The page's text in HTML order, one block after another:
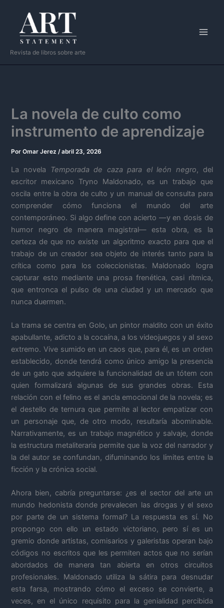
contenido
Revista de libros sobre arte
La novela de culto como
instrumento de aprendizaje
PorOmar Jerez/abril 23, 2026
La novela Temporada de caza para el león negro, del
escritor mexicano Tryno Maldonado, es un trabajo que
oscila entre la obra de culto y un manual de consulta para
comprender cómo funciona el mundo del arte
contemporáneo. Si algo define con acierto —y en dosis de
humor negro de manera magistral— esta obra, es la
certeza de que no existe un algoritmo exacto para que el
trabajo de un creador sea objeto de interés tanto para la
crítica como para los coleccionistas. Maldonado logra
capturar esto mediante una prosa frenética, casi rítmica,
que entronca el pulso de una ciudad y un mercado que
nunca duermen.
La trama se centra en Golo, un pintor maldito con un éxito
apabullante, adicto a la cocaína, a los videojuegos y al sexo
extremo. Vive sumido en un caos que, para él, es un orden
establecido, donde tendrá como único amigo la presencia
de un gato que adquiere la funcionalidad de un tótem con
quien formalizará algunas de sus grandes obras. Esta
relación con el felino es el ancla emocional de la novela; es
el destello de ternura que permite al lector empatizar con
un personaje que, de otro modo, resultaría abominable.
Narrativamente, es un trabajo magnético y salvaje, donde
la estructura metaliteraria permite que la voz del narrador y
la del autor se confundan, difuminando los límites entre la
ficción y la crónica social.
Ahora bien, cabría preguntarse: ¿es el sector del arte un
mundo hedonista donde prevalecen las drogas y el sexo
por parte de un sistema formal? La respuesta es sí. No
propongo con ello un estado victoriano, pero sí es un
gremio donde artistas, comisarios y galeristas operan bajo
códigos no escritos que les permiten actos que no serían
abordados de manera tan abierta en otros circuitos
profesionales. Maldonado utiliza la sátira para desnudar
esta farsa, mostrando cómo el exceso se convierte, a
veces, en el único requisito para la genialidad percibida